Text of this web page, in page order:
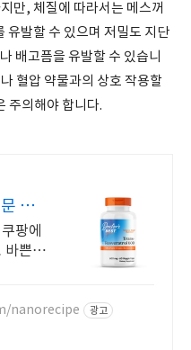
만, 체질에 따라서는 메스꺼
유발할 수 있으며 저밀도 지단
배고픔을 유발할 수 있습니
혈압 약물과의 상호 작용할
주의해야 합니다.
내
팡에
바쁜
nanorecipe 광고